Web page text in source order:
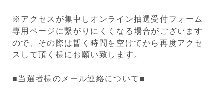
※アクセスが集中しオンライン抽選受付フォーム
専用ページに繋がりにくくなる場合がございます
ので、その際は暫く時間を空けてから再度アクセ
スして頂く様にお願い致します。
■当選者様のメール連絡について■